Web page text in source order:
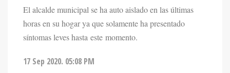
El alcalde municipal se ha auto aislado en las últimas
horas en su hogar ya que solamente ha presentado
síntomas leves hasta este momento.
17 Sep 2020. 05:08 PM